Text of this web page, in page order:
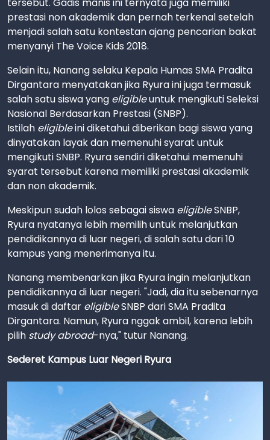
tersebut. Gadis manis ini ternyata juga memiliki
prestasi non akademik dan pernah terkenal setelah
menjadi salah satu kontestan ajang pencarian bakat
menyanyi The Voice Kids 2018.
Selain itu, Nanang selaku Kepala Humas SMA Pradita
Dirgantara menyatakan jika Ryura ini juga termasuk
salah satu siswa yang eligibleuntuk mengikuti Seleksi
Nasional Berdasarkan Prestasi (SNBP).
Istilah eligibleini diketahui diberikan bagi siswa yang
dinyatakan layak dan memenuhi syarat untuk
mengikuti SNBP. Ryura sendiri diketahui memenuhi
syarat tersebut karena memiliki prestasi akademik
dan non akademik.
Meskipun sudah lolos sebagai siswa eligibleSNBP,
Ryura nyatanya lebih memilih untuk melanjutkan
pendidikannya di luar negeri, di salah satu dari 10
kampus yang menerimanya itu.
Nanang membenarkan jika Ryura ingin melanjutkan
pendidikannya di luar negeri. "Jadi, dia itu sebenarnya
masuk di daftar eligibleSNBP dari SMA Pradita
Dirgantara. Namun, Ryura nggak ambil, karena lebih
pilih study abroad-nya," tutur Nanang.
Sederet Kampus Luar Negeri Ryura